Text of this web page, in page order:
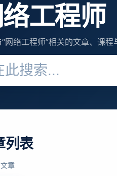
络工程师
网络工程师”相关的文章、课程
词
列表
章